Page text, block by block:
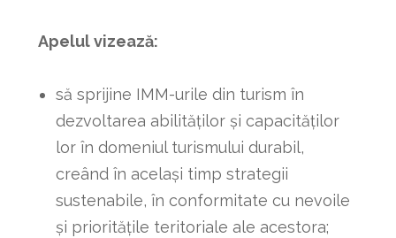
Apelul vizează:
să sprijine IMM-urile din turism în
dezvoltarea abilităților și capacităților
lor în domeniul turismului durabil,
creând în același timp strategii
sustenabile, în conformitate cu nevoile
și prioritățile teritoriale ale acestora;